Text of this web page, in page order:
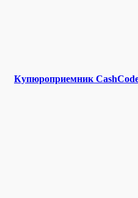
Купюроприемник